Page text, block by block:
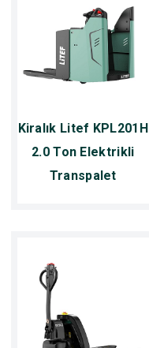
Kiralık Litef KPL201H
2.0 Ton Elektrikli
Transpalet